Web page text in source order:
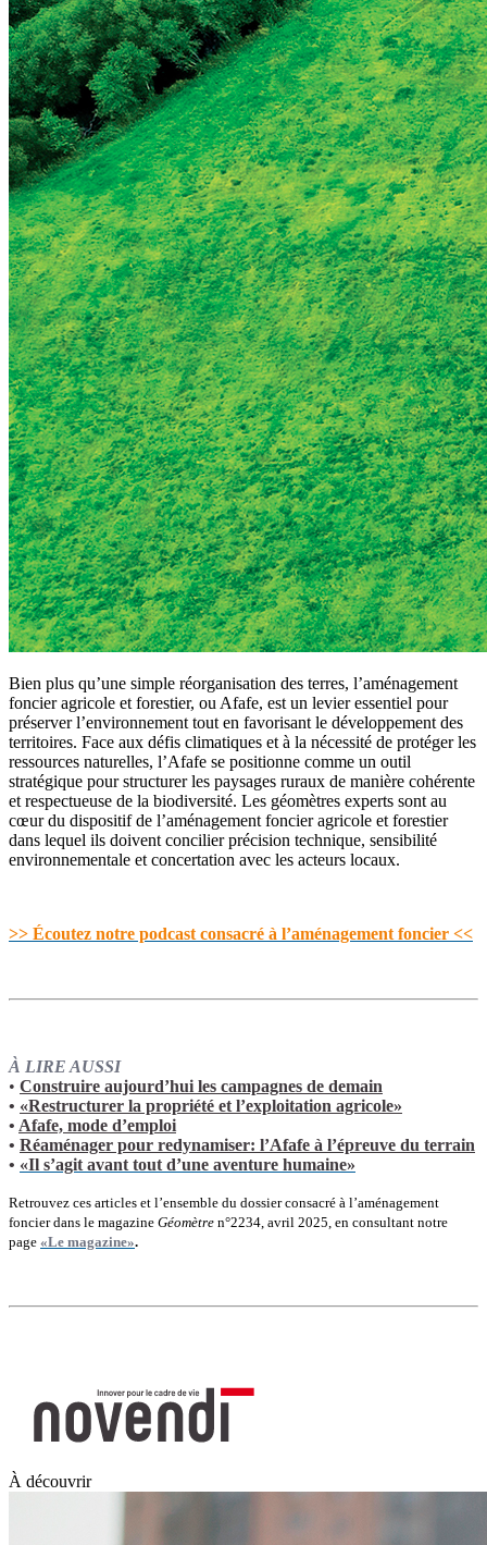
Bien plus qu’une simple réorganisation des terres, l’aménagement
foncier agricole et forestier, ou Afafe, est un levier essentiel pour
préserver l’environnement tout en favorisant le développement des
territoires. Face aux défis climatiques et à la nécessité de protéger les
ressources naturelles, l’Afafe se positionne comme un outil
stratégique pour structurer les paysages ruraux de manière cohérente
et respectueuse de la biodiversité. Les géomètres experts sont au
cœur du dispositif de l’aménagement foncier agricole et forestier
dans lequel ils doivent concilier précision technique, sensibilité
environnementale et concertation avec les acteurs locaux.
>> Écoutez notre podcast consacré à l’aménagement foncier <<
À LIRE AUSSI
• Construire aujourd’hui les campagnes de demain
• «Restructurer la propriété et l’exploitation agricole»
• Afafe, mode d’emploi
• Réaménager pour redynamiser: l’Afafe à l’épreuve du terrain
• «Il s’agit avant tout d’une aventure humaine»
Retrouvez ces articles et l’ensemble du dossier consacré à l’aménagement
foncier dans le magazine Géomètre n°2234, avril 2025, en consultant notre
page «Le magazine».
À découvrir